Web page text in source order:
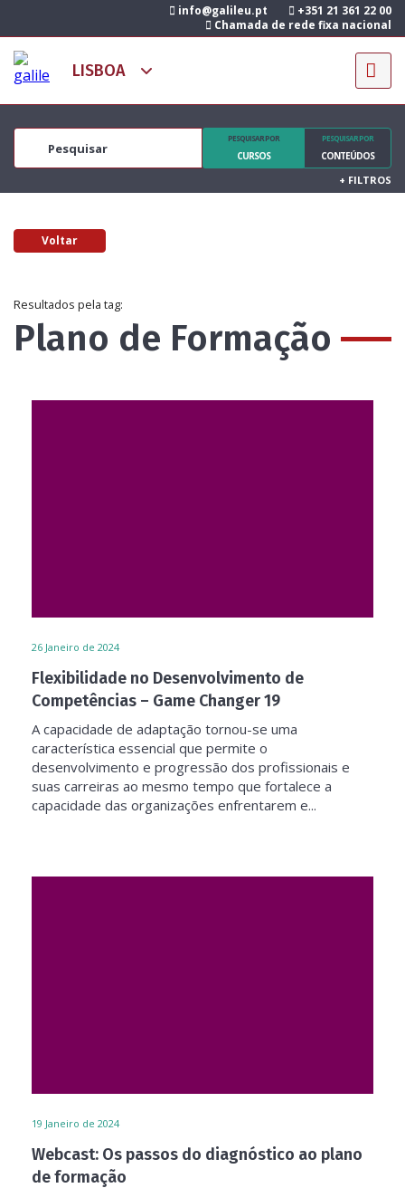
info@galileu.pt
+351 21 361 22 00
Chamada de rede fixa nacional
PESQUISAR POR
CURSOS
PESQUISAR POR
CONTEÚDOS
+ FILTROS
Voltar
Resultados pela tag:
Plano de Formação
26 Janeiro de 2024
Flexibilidade no Desenvolvimento de
Competências – Game Changer 19
A capacidade de adaptação tornou-se uma
característica essencial que permite o
desenvolvimento e progressão dos profissionais e
suas carreiras ao mesmo tempo que fortalece a
capacidade das organizações enfrentarem e...
19 Janeiro de 2024
Webcast: Os passos do diagnóstico ao plano
de formação